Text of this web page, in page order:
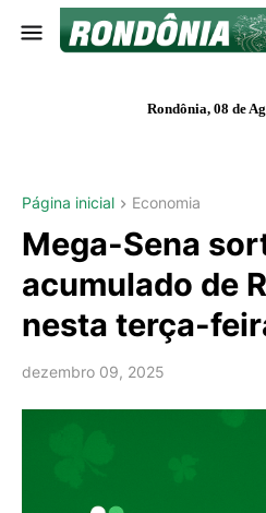
Rondônia, 08 de
Página inicial Economia
Mega-Sena
acumulado de
nesta terça-
dezembro 09, 2025